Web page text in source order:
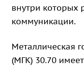
внутри которых
коммуникации.
Металлическая
(МГК) 30.70